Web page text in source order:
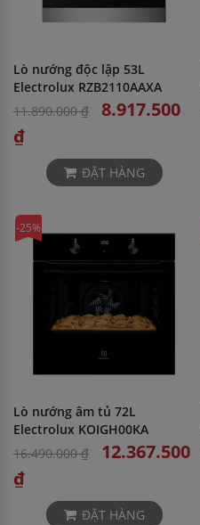
Lò nướng độc lập 53L
Electrolux RZB2110AAXA
11.890.000 ₫
8.917.500
₫
ĐẶT HÀNG
-25%
Lò nướng âm tủ 72L
Electrolux KOIGH00KA
16.490.000 ₫
12.367.500
₫
ĐẶT HÀNG